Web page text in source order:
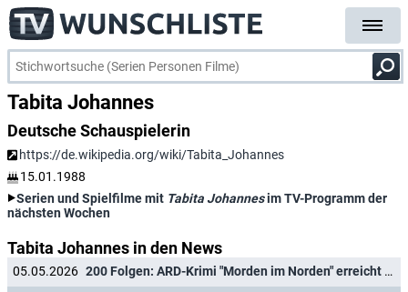
Tabita Johannes
Deutsche Schauspielerin
https://de.wikipedia.org/wiki/Tabita_Johannes
15.01.1988
Serien und Spielfilme mit Tabita Johannesim TV-Programm der
nächsten Wochen
Tabita Johannes in den News
05.05.2026
200 Folgen: ARD-Krimi "Morden im Norden" erreicht neuen Meilenstein